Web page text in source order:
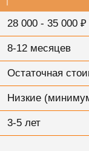
28 000 - 35 000 ₽
8-12 месяцев
Остаточная
Низкие
3-5 лет